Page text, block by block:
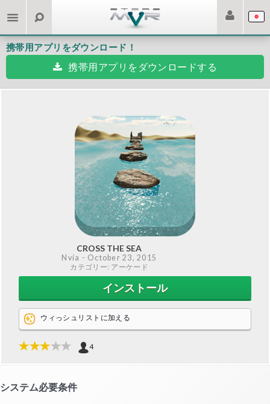
携帯用アプリをダウンロード！
携帯用アプリをダウンロードする
CROSS THE SEA
Nvía - October 23, 2015
カテゴリー: アーケード
インストール
ウィっシュリストに加える
4
システム必要条件